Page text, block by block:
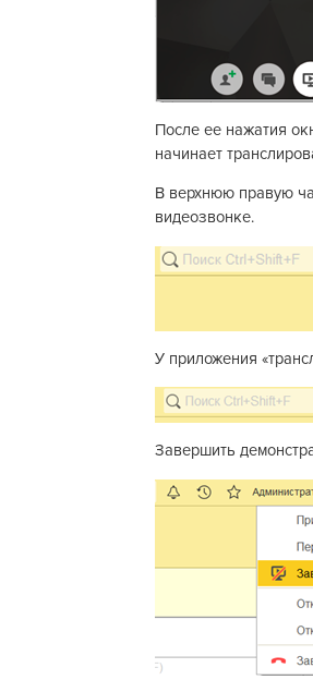
После ее нажатия
начинает
В верхнюю правую
видеозвонке.
У приложения
Завершить